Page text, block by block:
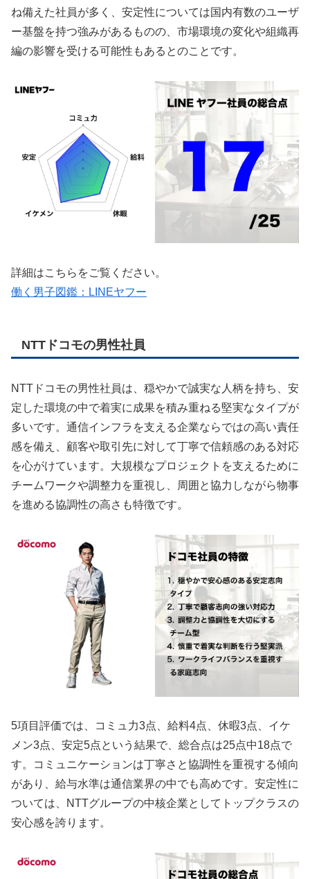
ね備えた社員が多く、安定性については国内有数のユーザ
ー基盤を持つ強みがあるものの、市場環境の変化や組織再
編の影響を受ける可能性もあるとのことです。
詳細はこちらをご覧ください。
働く男子図鑑：LINEヤフー
NTTドコモの男性社員
NTTドコモの男性社員は、穏やかで誠実な人柄を持ち、安
定した環境の中で着実に成果を積み重ねる堅実なタイプが
多いです。通信インフラを支える企業ならではの高い責任
感を備え、顧客や取引先に対して丁寧で信頼感のある対応
を心がけています。大規模なプロジェクトを支えるために
チームワークや調整力を重視し、周囲と協力しながら物事
を進める協調性の高さも特徴です。
5項目評価では、コミュ力3点、給料4点、休暇3点、イケ
メン3点、安定5点という結果で、総合点は25点中18点で
す。コミュニケーションは丁寧さと協調性を重視する傾向
があり、給与水準は通信業界の中でも高めです。安定性に
ついては、NTTグループの中核企業としてトップクラスの
安心感を誇ります。